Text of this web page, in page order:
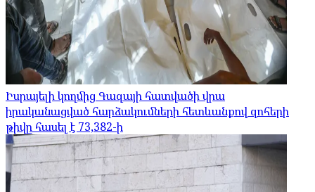
Իսրայելի կողմից Գազայի հատվածի վրա
իրականացված հարձակումների հետևանքով զոհերի
թիվը հասել է 73,382-ի